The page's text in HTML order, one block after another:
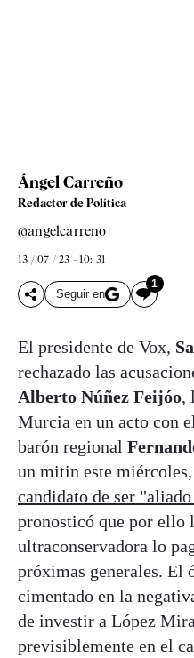
Ángel Carreño
Redactor de Política
@angelcarreno_
13 / 07 / 23 - 10: 31
Seguir en
1
El presidente de Vox,
rechazado las
Alberto Núñez Feijóo,
Murcia en un acto con
barón regional
un mitin este miércoles,
candidato de ser
pronosticó que por ello
ultraconservadora lo
próximas generales. El
cimentado en la
de investir a López
previsiblemente en el